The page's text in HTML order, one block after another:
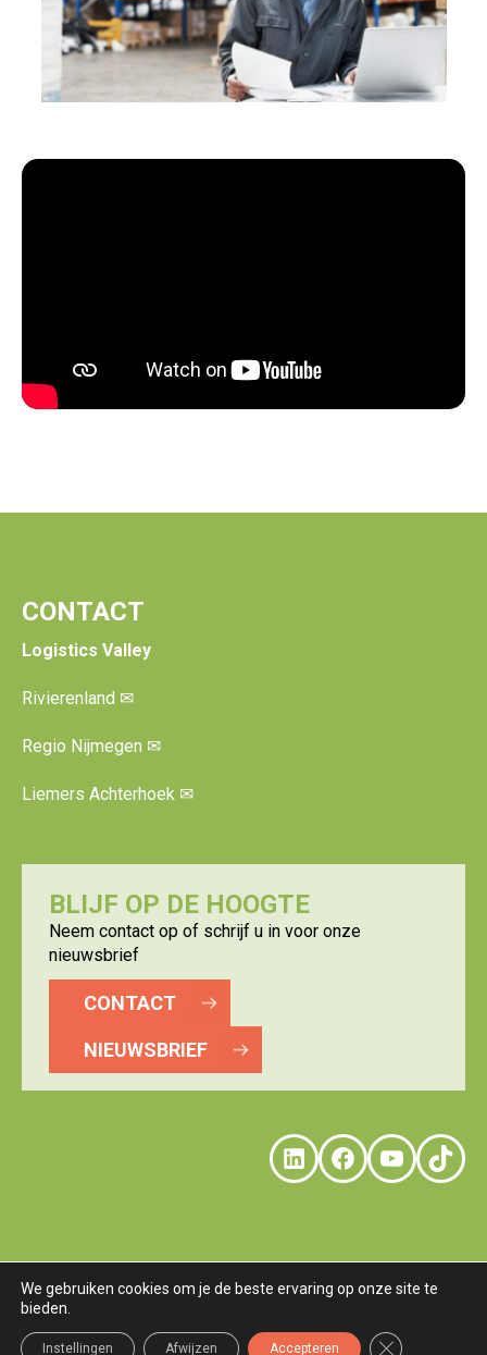
CONTACT
Logistics Valley
Rivierenland ✉
Regio Nijmegen ✉
Liemers Achterhoek ✉
BLIJF OP DE HOOGTE
Neem contact op of schrijf u in voor onze
nieuwsbrief
CONTACT
NIEUWSBRIEF
LinkedIn
Facebook
© LOGISTICS VALLEY
TERMS
We gebruiken cookies om je de beste ervaring op onze site te
bieden.
Accepteren
Afwijzen
Instellingen Sluit AVG/